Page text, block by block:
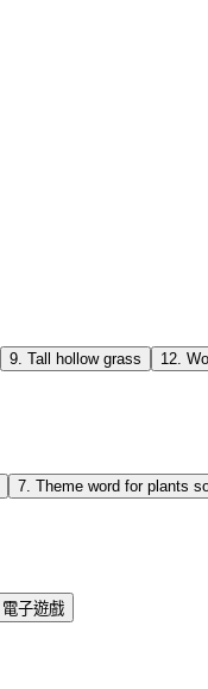
9. Tall hollow grass 12.
7 Theme word for plants
電子遊戲